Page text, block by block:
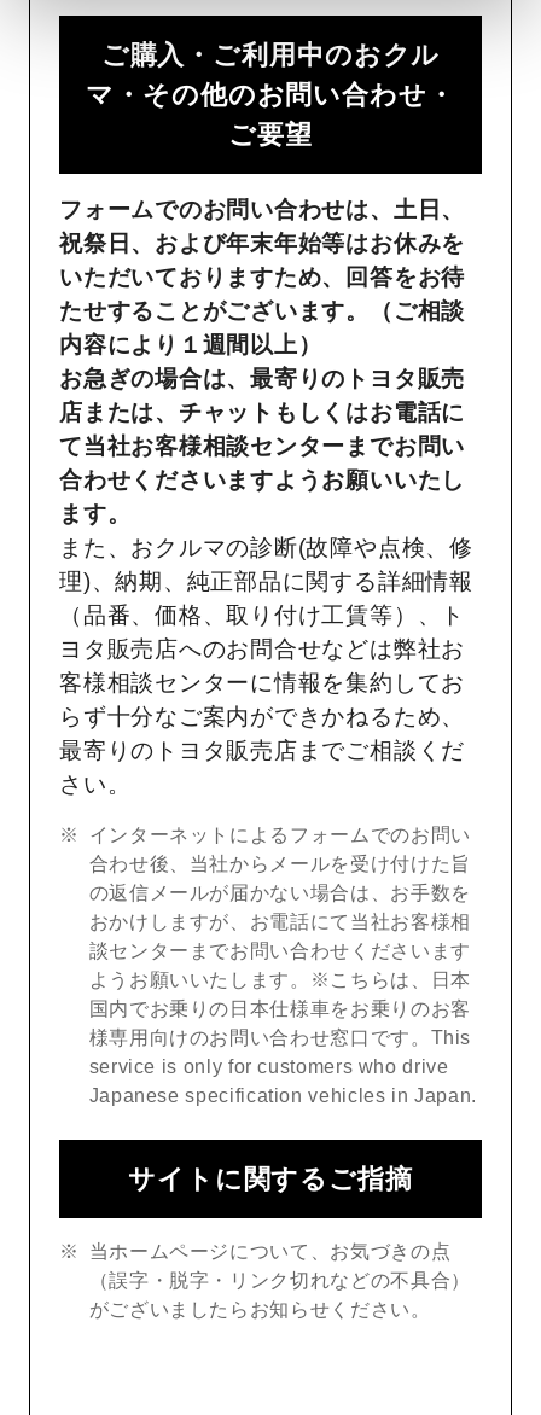
ご購入・ご利用中のおクル
マ・その他のお問い合わせ・
ご要望​
フォームでのお問い合わせは、土日、
祝祭日、および年末年始等はお休みを
いただいておりますため、回答をお待
たせすることがございます。（ご相談
内容により１週間以上）
お急ぎの場合は、最寄りのトヨタ販売
店または、チャットもしくはお電話に
て当社お客様相談センターまでお問い
合わせくださいますようお願いいたし
ます。
また、おクルマの診断(故障や点検、修
理)、納期、純正部品に関する詳細情報
（品番、価格、取り付け工賃等）、ト
ヨタ販売店へのお問合せなどは弊社お
客様相談センターに情報を集約してお
らず十分なご案内ができかねるため、
最寄りのトヨタ販売店までご相談くだ
さい。
インターネットによるフォームでのお問い
合わせ後、当社からメールを受け付けた旨
の返信メールが届かない場合は、お手数を
おかけしますが、お電話にて当社お客様相
談センターまでお問い合わせくださいます
ようお願いいたします。※こちらは、日本
国内でお乗りの日本仕様車をお乗りのお客
様専用向けのお問い合わせ窓口です。This
service is only for customers who drive
Japanese specification vehicles in Japan.
サイトに関するご指摘
当ホームページについて、お気づきの点
（誤字・脱字・リンク切れなどの不具合）
がございましたらお知らせください。